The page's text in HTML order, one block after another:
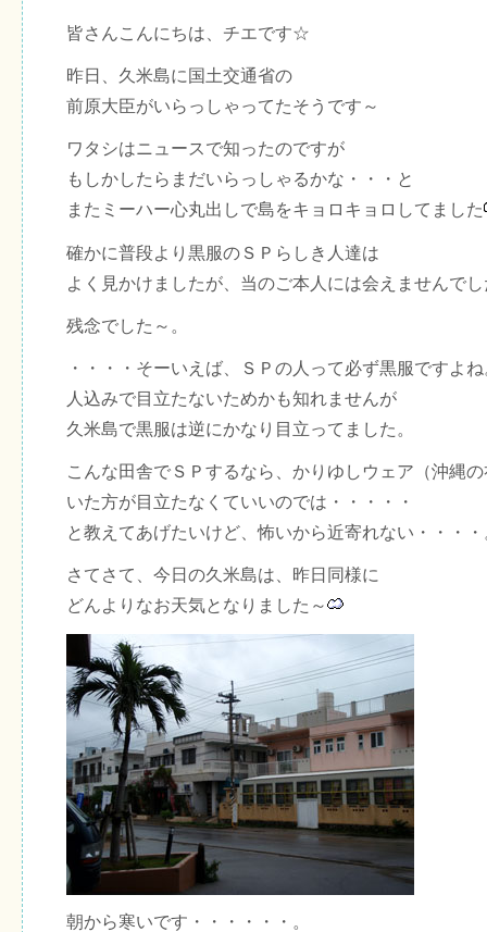
皆さんこんにちは、チエです☆
昨日、久米島に国土交通省の
前原大臣がいらっしゃってたそうです～
ワタシはニュースで知ったのですが
もしかしたらまだいらっしゃるかな・・・と
またミーハー心丸出しで島をキョロキョロしてました
確かに普段より黒服のＳＰらしき人達は
よく見かけましたが、当のご本人には会えませんで
残念でした～。
・・・・そーいえば、ＳＰの人って必ず黒服ですよ
人込みで目立たないためかも知れませんが
久米島で黒服は逆にかなり目立ってました。
こんな田舎でＳＰするなら、かりゆしウェア（沖縄
いた方が目立たなくていいのでは・・・・・
と教えてあげたいけど、怖いから近寄れない・・・・
さてさて、今日の久米島は、昨日同様に
どんよりなお天気となりました～
朝から寒いです・・・・・・。